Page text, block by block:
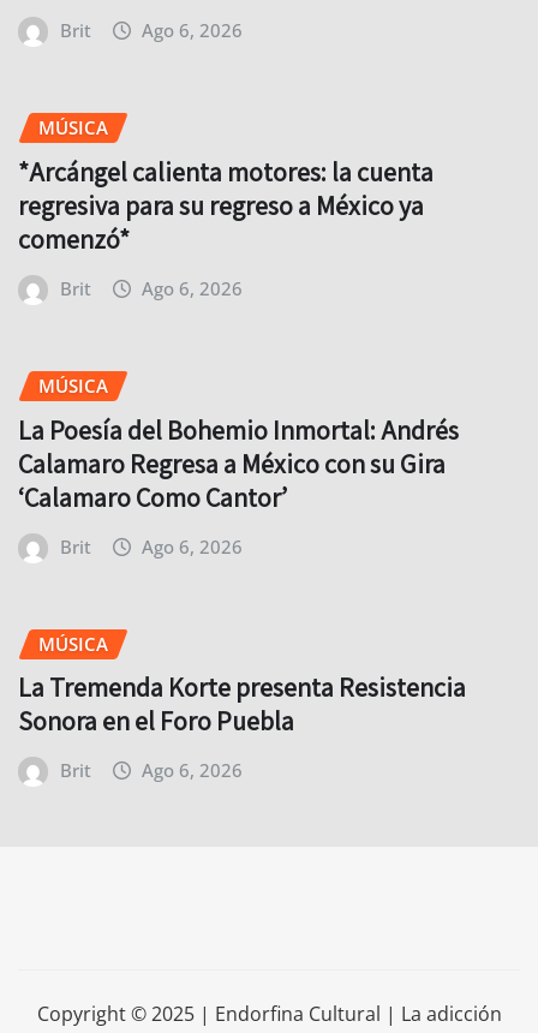
Brit Ago 6, 2026
MÚSICA
*Arcángel calienta motores: la cuenta
regresiva para su regreso a México ya
comenzó*
Brit Ago 6, 2026
MÚSICA
La Poesía del Bohemio Inmortal: Andrés
Calamaro Regresa a México con su Gira
‘Calamaro Como Cantor’
Brit Ago 6, 2026
MÚSICA
La Tremenda Korte presenta Resistencia
Sonora en el Foro Puebla
Brit Ago 6, 2026
Copyright © 2025 | Endorfina Cultural | La adicción